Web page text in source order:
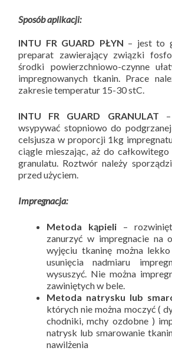
Sposób aplikacji:
INTU FR GUARD PŁYN – jest to
preparat zawierający związki
środki powierzchniowo-czynne
impregnowanych tkanin. Prace
zakresie temperatur 15-30 stC.
INTU FR GUARD GRANULAT –
wsypywać stopniowo do
celsjusza w proporcji 1kg
ciągle mieszając, aż do
granulatu. Roztwór należy
przed użyciem.
Impregnacja:
Metoda kąpieli –
zanurzyć w impregnacie na
wyjęciu tkaninę można
usunięcia nadmiaru
wysuszyć. Nie można
zawiniętych w bele.
Metoda natrysku lub
których nie można moczyć (
chodniki, mchy ozdobne )
natrysk lub smarowanie
nawilżenia